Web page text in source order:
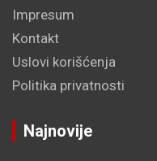
Impresum
Kontakt
Uslovi korišćenja
Politika privatnosti
Najnovije